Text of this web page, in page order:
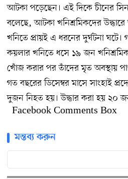
আটকা পড়েছেন। এই দিকে চীনের
বলেছে, আটকা খনিশ্রমিকদের
খনিতে প্রায়ই এ ধরনের দুর্ঘটনা ঘটে।
কয়লার খনিতে ধসে ১৯ জন
খোঁজ করার পর তাঁদের মৃত অবস্থায়
গত বছরের ডিসেম্বর মাসে সাংহাই
দুজন নিহত হয়। উদ্ধার করা হয় ২০
Facebook Comments Box
মন্তব্য করুন